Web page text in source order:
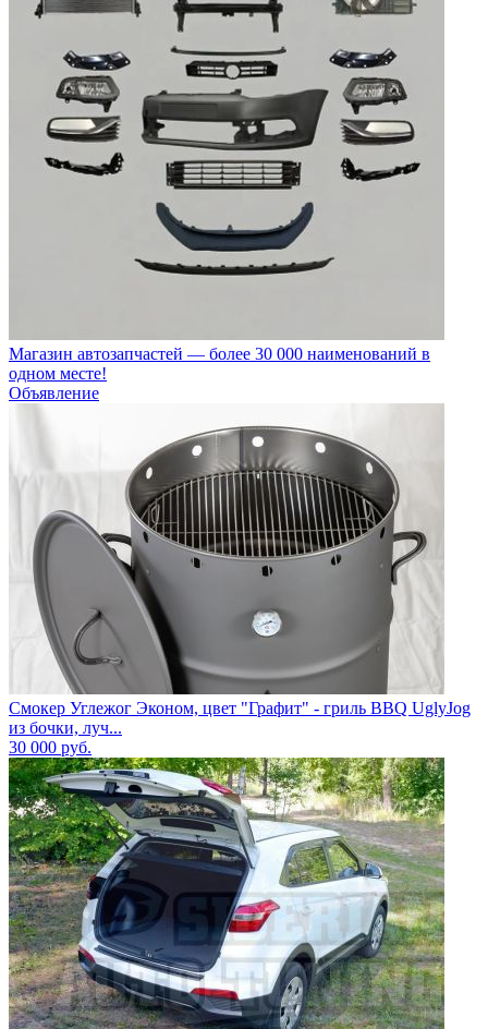
Магазин автозапчастей — более 30 000 наименований в
одном месте!
Объявление
Смокер Углежог Эконом, цвет "Графит" - гриль BBQ UglyJog
из бочки, луч...
30 000 руб.